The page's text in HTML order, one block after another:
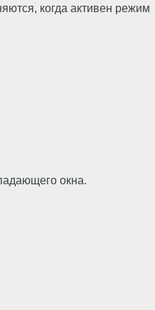
когда активен режим
окна.